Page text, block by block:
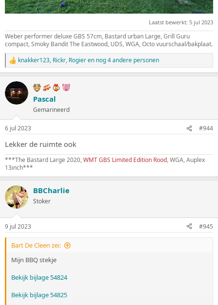
Laatst bewerkt: 5 jul 2023
Weber performer deluxe GBS 57cm, Bastard urban Large, Grill Guru
compact, Smoky Bandit The Eastwood, UDS, WGA, Octo vuurschaal/bakplaat.
W
a
r
d
e
i
n
g
e
n
:
knakker123, Rickr, Rogieren nog 4 andere personen
Pascal
Gemarineerd
6 jul 2023 #944
Lekker de ruimte ook
***The Bastard Large 2020,WMT GBS Limited Edition Rood, WGA, Auplex
13inch***
BBCharlie
Stoker
9 jul 2023 #945
Bart De Cleen zei:
Mijn BBQ stekje
Bekijk bijlage 54824
Bekijk bijlage 54825